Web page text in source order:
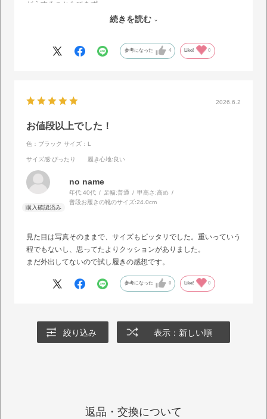
どうすることもできず。。。
履きやすく、痛くならなかったのでとっても気に入ってるだけに非
続きを読む
参考になった 4 Like! 0
2026.6.2
お値段以上でした！
色：ブラック サイズ：L
サイズ感:ぴったり 履き心地:良い
no name
年代:40代 足幅:普通 甲高さ:高め
普段お履きの靴のサイズ:24.0cm
見た目は写真そのままで、サイズもピッタリでした。重いっていう
程でもないし、思ってたよりクッションがありました。
まだ外出してないので試し履きの感想です。
参考になった 0 Like! 0
絞り込み 表示：新しい順
返品・交換について